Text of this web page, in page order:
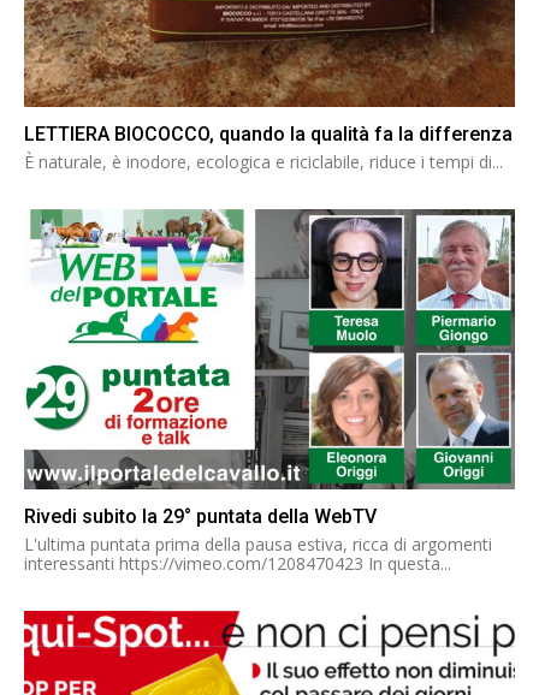
LETTIERA BIOCOCCO, quando la qualità fa la differenza
È naturale, è inodore, ecologica e riciclabile, riduce i tempi di...
Rivedi subito la 29° puntata della WebTV
L'ultima puntata prima della pausa estiva, ricca di argomenti
interessanti https://vimeo.com/1208470423 In questa...